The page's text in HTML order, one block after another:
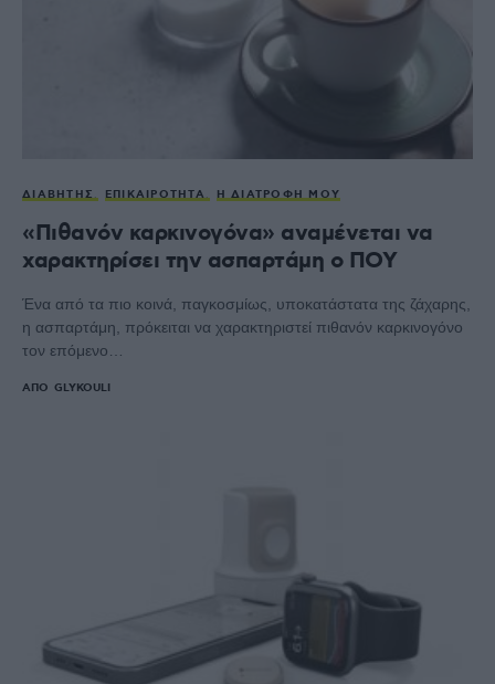
ΔΙΑΒΉΤΗΣ ΕΠΙΚΑΙΡΌΤΗΤΑ Η ΔΙΑΤΡΟΦΉ ΜΟΥ
«Πιθανόν καρκινογόνα» αναμένεται να
χαρακτηρίσει την ασπαρτάμη ο ΠΟΥ
Ένα από τα πιο κοινά, παγκοσμίως, υποκατάστατα της ζάχαρης,
η ασπαρτάμη, πρόκειται να χαρακτηριστεί πιθανόν καρκινογόνο
τον επόμενο…
ΑΠΌ GLYKOULI